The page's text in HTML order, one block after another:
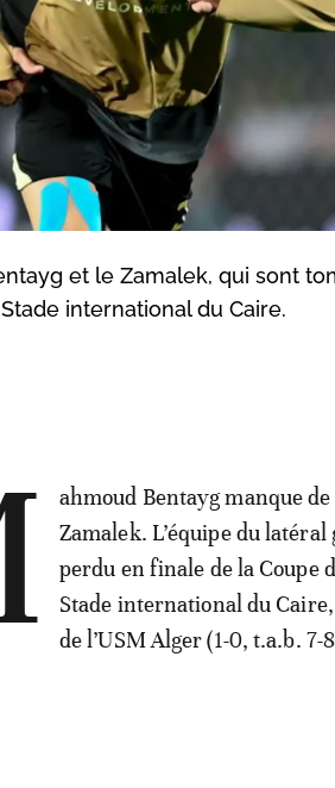
et le Zamalek, qui sont
international du Caire.
ahmoud Bentayg manque
Zamalek. L’équipe du
perdu en finale de la Coupe
Stade international du
de l’USM Alger (1-0, t.a.b. 7-